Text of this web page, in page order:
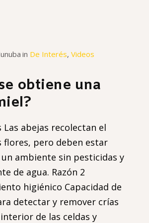
in De Interés,Videos
obtiene una
Las abejas recolectan el
flores, pero deben estar
un ambiente sin pesticidas y
de agua. Razón 2
higiénico Capacidad de
detectar y remover crías
de las celdas y